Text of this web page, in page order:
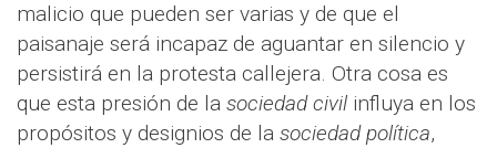
malicio que pueden ser varias y de que el
paisanaje será incapaz de aguantar en silencio y
persistirá en la protesta callejera. Otra cosa es
que esta presión de la sociedad civil influya en los
propósitos y designios de la sociedad política,